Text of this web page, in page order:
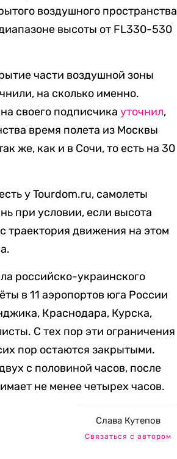
воздушного пространства
высоты от FL330-530
части воздушной зоны
на сколько именно.
своего подписчикауточнил,
время полета из Москвы
же, как и в Сочи, то есть на 30
у Tourdom.ru, самолеты
при условии, если высота
траектория движения на этом
российско-украинского
в 11 аэропортов юга России
Краснодара, Курска,
С тех пор эти ограничения
пор остаются закрытыми.
с половиной часов, после
не менее четырех часов.
Слава Кутепов
Связаться с автором